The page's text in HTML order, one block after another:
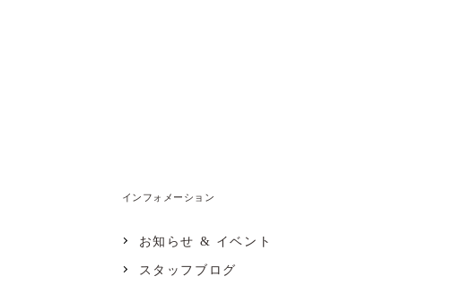
インフォメーション
お知らせ & イベント
スタッフブログ